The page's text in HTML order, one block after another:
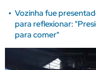
Vozinha fue
para reflexionar:
para comer"